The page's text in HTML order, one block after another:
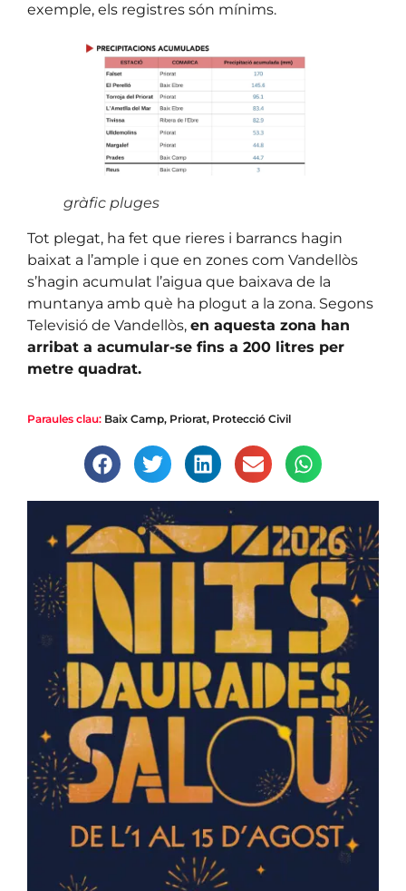
exemple, els registres són mínims.
gràfic pluges
Tot plegat, ha fet que rieres i barrancs hagin
baixat a l’ample i que en zones com Vandellòs
s’hagin acumulat l’aigua que baixava de la
muntanya amb què ha plogut a la zona. Segons
Televisió de Vandellòs, en aquesta zona han
arribat a acumular-se fins a 200 litres per
metre quadrat.
Paraules clau: Baix Camp, Priorat, Protecció Civil